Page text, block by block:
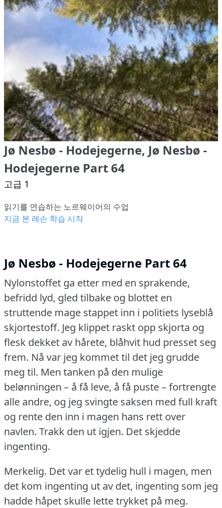
Jø Nesbø - Hodejegerne, Jø Nesbø -
Hodejegerne Part 64
고급 1
읽기를 연습하는 노르웨이어의 수업
지금 본 레슨 학습 시작
Jø Nesbø - Hodejegerne Part 64
Nylonstoffet ga etter med en sprakende,
befridd lyd, gled tilbake og blottet en
struttende mage stappet inn i politiets lyseblå
skjortestoff. Jeg klippet raskt opp skjorta og
flesk dekket av hårete, blåhvit hud presset seg
frem. Nå var jeg kommet til det jeg grudde
meg til. Men tanken på den mulige
belønningen – å få leve, å få puste – fortrengte
alle andre, og jeg svingte saksen med full kraft
og rente den inn i magen hans rett over
navlen. Trakk den ut igjen. Det skjedde
ingenting.
Merkelig. Det var et tydelig hull i magen, men
det kom ingenting ut av det, ingenting som jeg
hadde håpet skulle lette trykket på meg.